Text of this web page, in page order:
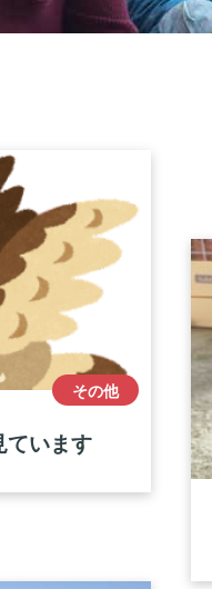
ています
その他